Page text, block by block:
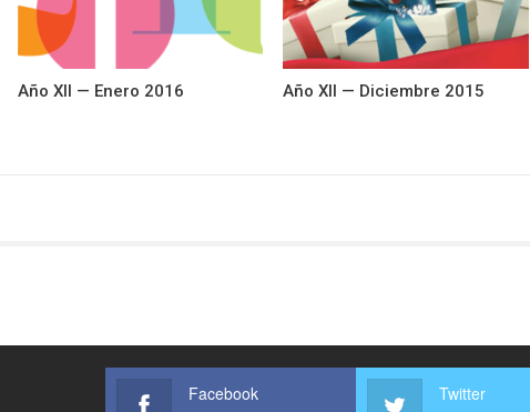
Año XII — Enero 2016 Año XII — Diciembre 2015
Facebook Twitter